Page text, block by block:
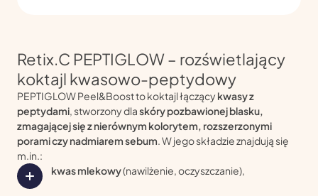
Retix.C PEPTIGLOW – rozświetlający
koktajl kwasowo-peptydowy
PEPTIGLOW Peel&Boost to koktajl łączący kwasy z
peptydami, stworzony dlaskóry pozbawionej blasku,
zmagającej się z nierównym kolorytem, rozszerzonymi
porami czy nadmiarem sebum. W jego składzie znajdują się
m.in.:
kwas mlekowy(nawilżenie, oczyszczanie),